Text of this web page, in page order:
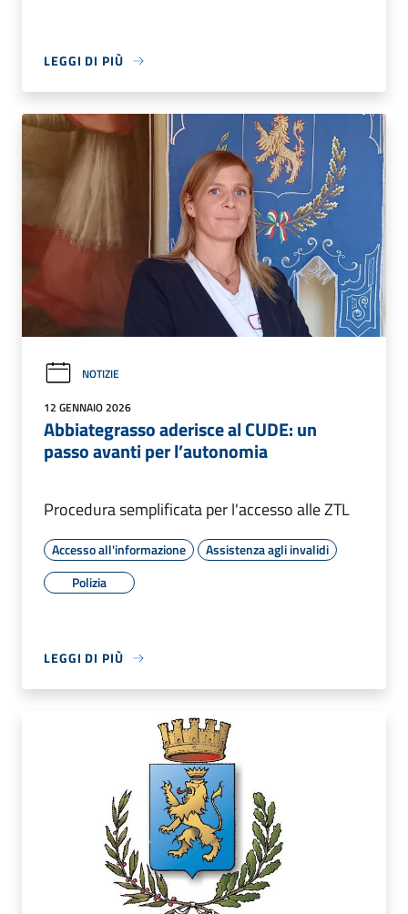
LEGGI DI PIÙ
NOTIZIE
12 GENNAIO 2026
Abbiategrasso aderisce al CUDE: un
passo avanti per l’autonomia
Procedura semplificata per l'accesso alle ZTL
Accesso all'informazione
Assistenza agli invalidi
Polizia
LEGGI DI PIÙ